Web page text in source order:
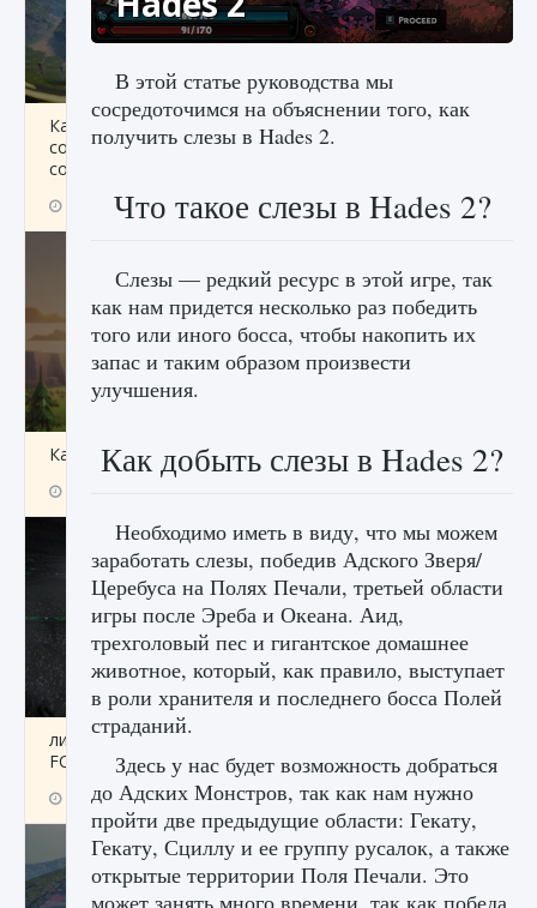
Как исправить ошибку Palworld «Идет
сохранение мира — Невозможно начать
сохранение данных мира»
9 августа 2024 2 511 0 0
Как заработать медали лиги Clash of Clans
лицензии, лиги, команды и стадионы в EA
FC 25
9 августа 2024 2 395 0 2
В этой статье руководства мы
сосредоточимся на объяснении того, как
получить слезы в Hades 2.
Что такое слезы в Hades 2?
Слезы — редкий ресурс в этой игре, так
как нам придется несколько раз победить
того или иного босса, чтобы накопить их
запас и таким образом произвести
улучшения.
Как добыть слезы в Hades 2?
Необходимо иметь в виду, что мы можем
заработать слезы, победив Адского Зверя/
Церебуса на Полях Печали, третьей области
игры после Эреба и Океана. Аид,
трехголовый пес и гигантское домашнее
животное, который, как правило, выступает
в роли хранителя и последнего босса Полей
страданий.
Здесь у нас будет возможность добраться
до Адских Монстров, так как нам нужно
пройти две предыдущие области: Гекату,
Гекату, Сциллу и ее группу русалок, а также
открытые территории Поля Печали. Это
может занять много времени, так как победа